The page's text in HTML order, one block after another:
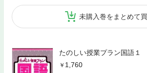
未購入巻をまとめて
たのしい授業プラン国語１
1,760